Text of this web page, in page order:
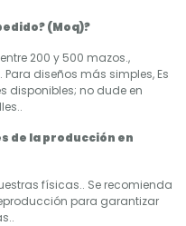
(Moq)?
200 y 500 mazos.,
diseños más simples, Es
disponibles; no dude en
de la producción en
físicas.. Se recomienda
para garantizar